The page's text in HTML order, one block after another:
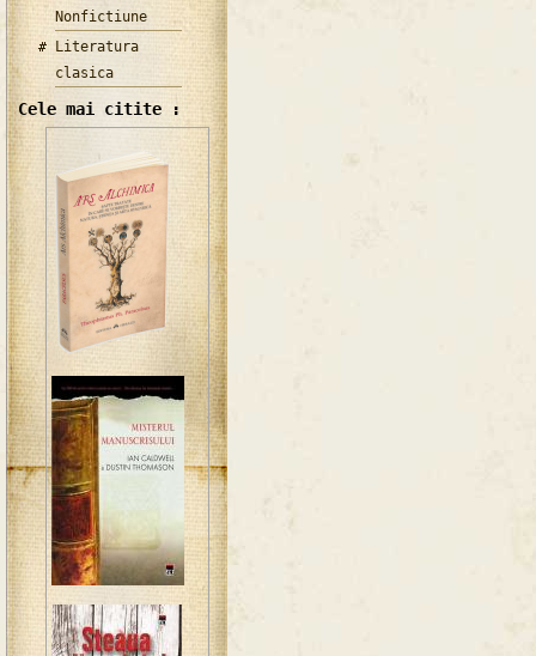
Nonfictiune
Literatura
clasica
Cele mai citite :